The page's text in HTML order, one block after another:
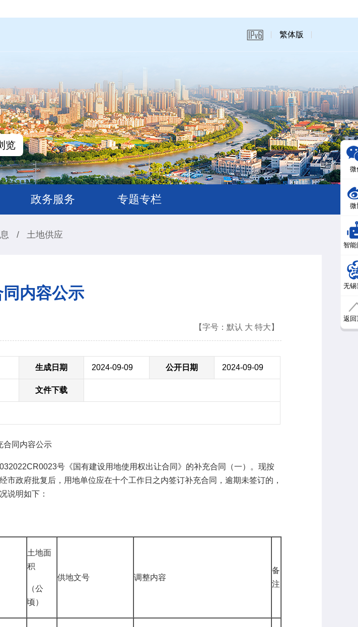
繁体版
览
政务服务 专题专栏
/ 土地供应
内容公示
【字号： 默认 大 特大 】
生成日期 2024-09-09 公开日期 2024-09-09
文件下载
合同内容公示
号《国有建设用地使用权出让合同》的补充合同（一）。现按
政府批复后，用地单位应在十个工作日之内签订补充合同，逾期未签订的，
说明如下：
土地面
积
（公
顷）
供地文号 调整内容
备
注
微
微
智能
无锡
返回